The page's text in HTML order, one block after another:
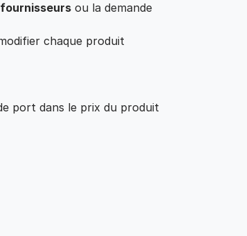
ou la demande
chaque produit
port dans le prix du produit